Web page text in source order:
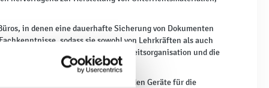
in denen eine dauerhafte Sicherung von Dokumenten
sodass sie sowohl von Lehrkräften als auch
Laminiergeräte die Arbeitsorganisation und die
Dokumente. Häufig werden Geräte für die